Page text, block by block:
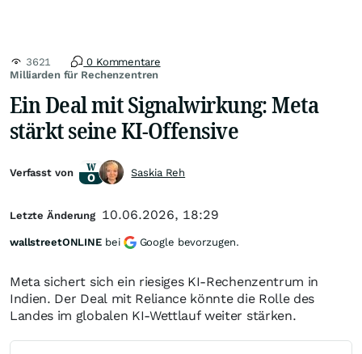
Milliarden für Rechenzentren
3621 0 Kommentare
Ein Deal mit Signalwirkung: Meta
stärkt seine KI-Offensive
Meta sichert sich ein riesiges KI-Rechenzentrum in
Indien. Der Deal mit Reliance könnte die Rolle des
Landes im globalen KI-Wettlauf weiter stärken.
Verfasst von Saskia Reh
Letzte Änderung 10.06.2026, 18:29
wallstreetONLINE bei Google bevorzugen.